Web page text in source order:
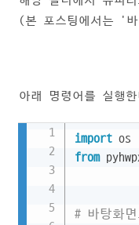
(본 포스팅에서는 '
아래 명령어를 실행
import
from
# 바탕화